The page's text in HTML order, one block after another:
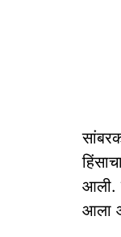
आली.
आला